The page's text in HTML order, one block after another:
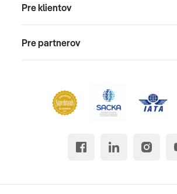
Pre klientov
Pre partnerov